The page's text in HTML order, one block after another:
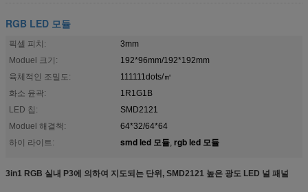
RGB LED 모듈
픽셀 피치:
3mm
Moduel 크기:
192*96mm/192*192mm
육체적인 조밀도:
111111dots/㎡
화소 윤곽:
1R1G1B
LED 칩:
SMD2121
Moduel 해결책:
64*32/64*64
하이 라이트:
smd led 모듈, rgb led 모듈
3in1 RGB 실내 P3에 의하여 지도되는 단위, SMD2121 높은 광도 LED 널 패널